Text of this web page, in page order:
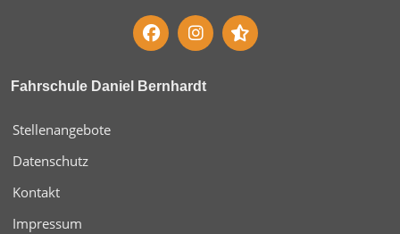
Fahrschule Daniel Bernhardt
Stellenangebote
Datenschutz
Kontakt
Impressum